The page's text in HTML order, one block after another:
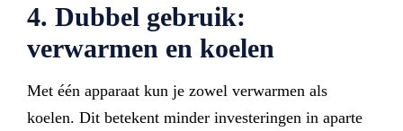
4. Dubbel gebruik:
verwarmen en koelen
Met één apparaat kun je zowel verwarmen als
koelen. Dit betekent minder investeringen in aparte